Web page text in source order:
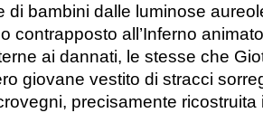
di bambini dalle luminose
contrapposto all’Inferno
ai dannati, le stesse che
giovane vestito di stracci
precisamente ricostruita